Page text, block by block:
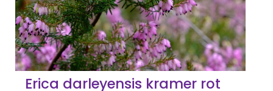
Erica darleyensis kramer rot